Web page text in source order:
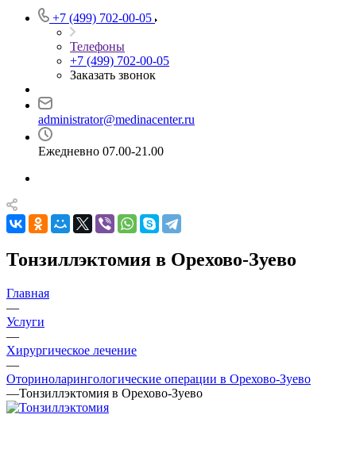
+7 (499) 702-00-05
Телефоны
+7 (499) 702-00-05
Заказать звонок
administrator@medinacenter.ru
Ежедневно 07.00-21.00
Тонзиллэктомия в Орехово-Зуево
Главная
—
Услуги
—
Хирургическое лечение
—
Оториноларингологические операции в Орехово-Зуево
—Тонзиллэктомия в Орехово-Зуево